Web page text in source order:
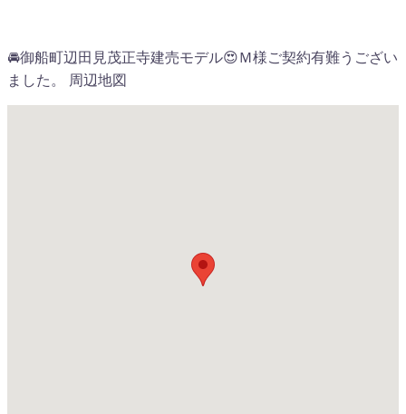
🚘御船町辺田見茂正寺建売モデル😍Ｍ様ご契約有難うござい
ました。 周辺地図